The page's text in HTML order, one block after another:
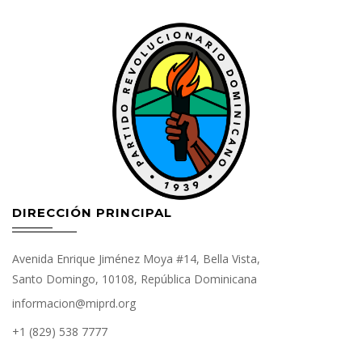
DIRECCIÓN PRINCIPAL
Avenida Enrique Jiménez Moya #14, Bella Vista,
Santo Domingo, 10108, República Dominicana
informacion@miprd.org
+1 (829) 538 7777